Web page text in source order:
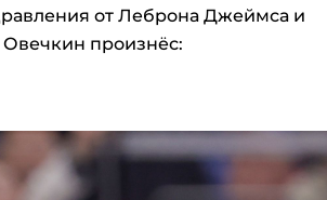
от Леброна Джеймса и
произнёс: